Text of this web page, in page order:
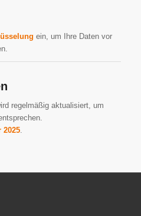
ein, um Ihre Daten vor
regelmäßig aktualisiert, um
2025.